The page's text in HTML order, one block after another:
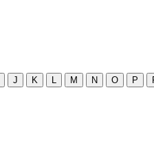
J K M N O P